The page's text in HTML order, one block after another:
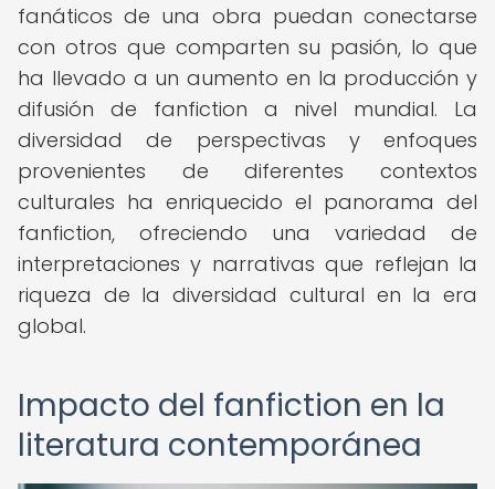
fanáticos de una obra puedan conectarse
con otros que comparten su pasión, lo que
ha llevado a un aumento en la producción y
difusión de fanfiction a nivel mundial. La
diversidad de perspectivas y enfoques
provenientes de diferentes contextos
culturales ha enriquecido el panorama del
fanfiction, ofreciendo una variedad de
interpretaciones y narrativas que reflejan la
riqueza de la diversidad cultural en la era
global.
Impacto del fanfiction en la
literatura contemporánea